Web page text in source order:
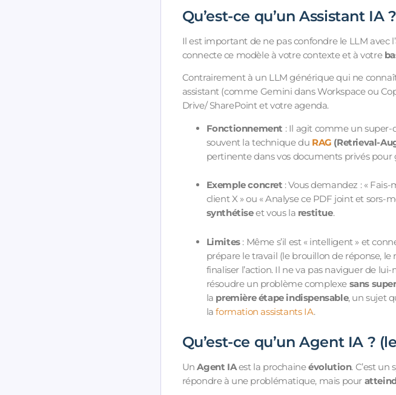
Qu’est-ce qu’un Assistant IA
Il est important de ne pas confondre le LLM avec
connecte ce modèle à votre contexte et à votre
Contrairement à un LLM générique qui ne
assistant (comme Gemini dans Workspace ou
Drive/ SharePoint et votre agenda.
Fonctionnement : Il agit comme un super-
souvent la technique du RAG (Retrieval-
pertinente dans vos documents privés
Exemple concret : Vous demandez : «
client X » ou « Analyse ce PDF joint et sors-
synthétiseet vous la restitue.
Limites: Même s’il est « intelligent » et
prépare le travail (le brouillon de réponse,
finaliser l’action. Il ne va pas naviguer de
résoudre un problème complexe sans
la première étape indispensable, un sujet
laformation assistants IA.
Qu’est-ce qu’un Agent IA ?
UnAgent IAest la prochaineévolution. C’est un
répondre à une problématique, mais pour